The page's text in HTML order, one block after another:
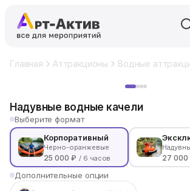
Главная Аттракционы Водные
Надувные водные качели
Выберите формат
Корпоративный
Черно-оранжевые
25 000 ₽ / 6 часов 27 000
Дополнительные опции